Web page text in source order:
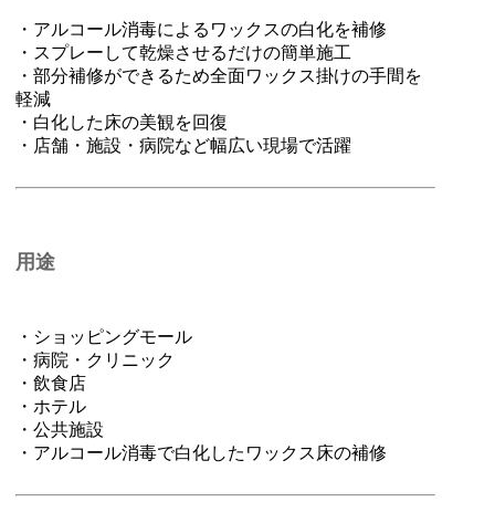
・アルコール消毒によるワックスの白化を補修
・スプレーして乾燥させるだけの簡単施工
・部分補修ができるため全面ワックス掛けの手間を
軽減
・白化した床の美観を回復
・店舗・施設・病院など幅広い現場で活躍
用途
・ショッピングモール
・病院・クリニック
・飲食店
・ホテル
・公共施設
・アルコール消毒で白化したワックス床の補修